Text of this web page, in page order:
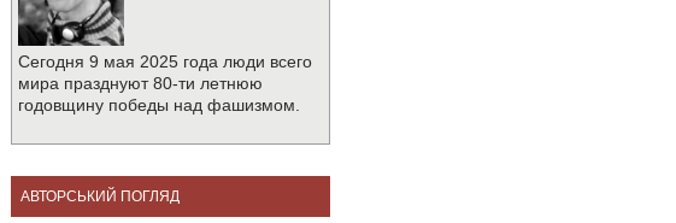
Сегодня 9 мая 2025 года люди всего
мира празднуют 80-ти летнюю
годовщину победы над фашизмом.
АВТОРСЬКИЙ ПОГЛЯД